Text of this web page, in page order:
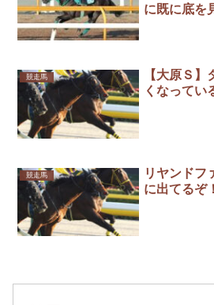
に既に底を
競走馬
【大原Ｓ
くなってい
競走馬
リヤンドフ
に出てるぞ！